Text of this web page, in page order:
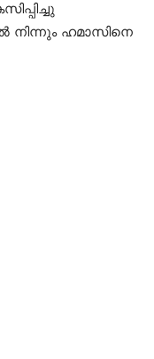
ഹമാസിനെ